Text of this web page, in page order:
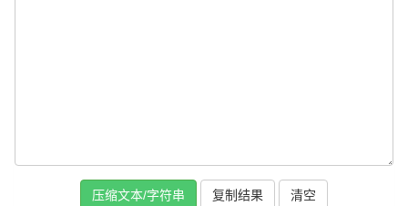
压缩文本/字符串 复制结果